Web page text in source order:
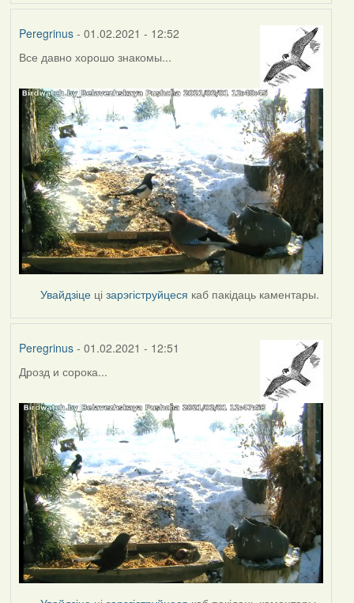
Peregrinus- 01.02.2021 - 12:52
Все давно хорошо знакомы...
Увайдзіце цізарэгіструйцеся каб пакідаць каментары.
Peregrinus- 01.02.2021 - 12:51
Дрозд и сорока...